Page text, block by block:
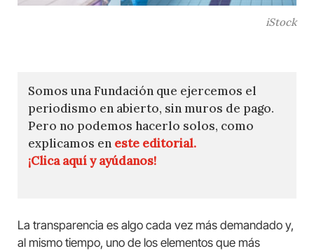
iStock
Somos una Fundación que ejercemos el
periodismo en abierto, sin muros de pago.
Pero no podemos hacerlo solos, como
explicamos en este editorial.
¡Clica aquí y ayúdanos!
La transparencia es algo cada vez más demandado y,
al mismo tiempo, uno de los elementos que más